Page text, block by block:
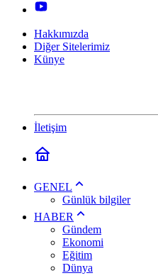
Hakkımızda
Diğer Sitelerimiz
Künye
İletişim
GENEL
Günlük bilgiler
HABER
Gündem
Ekonomi
Eğitim
Dünya